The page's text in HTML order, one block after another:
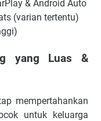
& Android Auto
(varian tertentu)
yang Luas &
mempertahankan
untuk keluarga